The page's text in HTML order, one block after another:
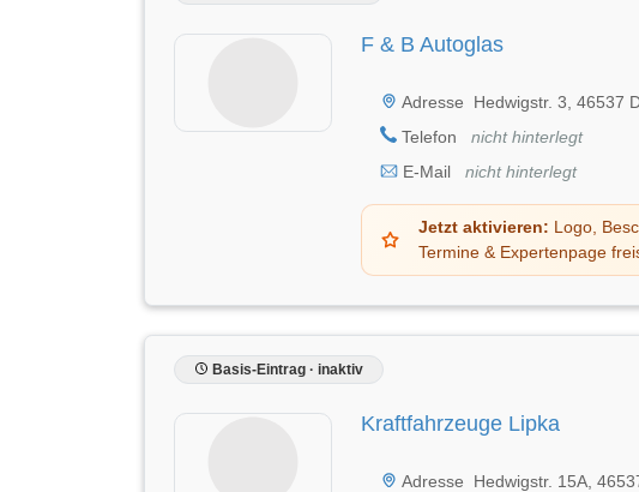
F & B Autoglas
Adresse
Hedwigstr. 3, 46537
Telefon
nicht hinterlegt
E-Mail
nicht hinterlegt
Jetzt aktivieren: Logo,
Termine & Expertenpage
Basis-Eintrag · inaktiv
Kraftfahrzeuge Lipka
Adresse
Hedwigstr. 15A,